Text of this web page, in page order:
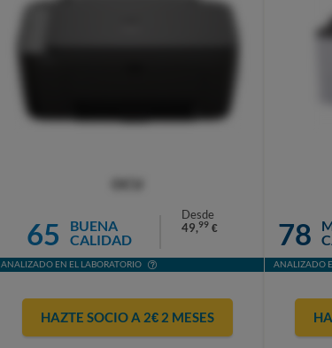
65
BUENA
CALIDAD
Desde
49,99 €
ANALIZADO EN EL LABORATORIO
HAZTE SOCIO A 2€ 2 MESES
78
ANALIZADO